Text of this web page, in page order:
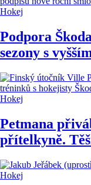
Hokej
Podpora
sezony s
Hokej
Petmana
přítelkyně.
Hokej